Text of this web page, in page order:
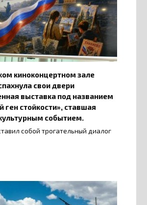
киноконцертном зале
свои двери
выставка под названием
ген стойкости», ставшая
событием.
собой трогательный диалог